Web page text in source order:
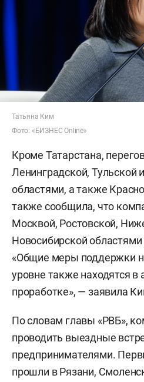
Татьяна Ким
Фото: «БИЗНЕС Online»
Кроме Татарстана,
Ленинградской, Тульской
областями, а также
также сообщила, что
Москвой, Ростовской,
Новосибирской
«Общие меры поддержки
уровне также находятся в
проработке», — заявила
По словам главы «РВБ»,
проводить выездные
предпринимателями.
прошли в Рязани,